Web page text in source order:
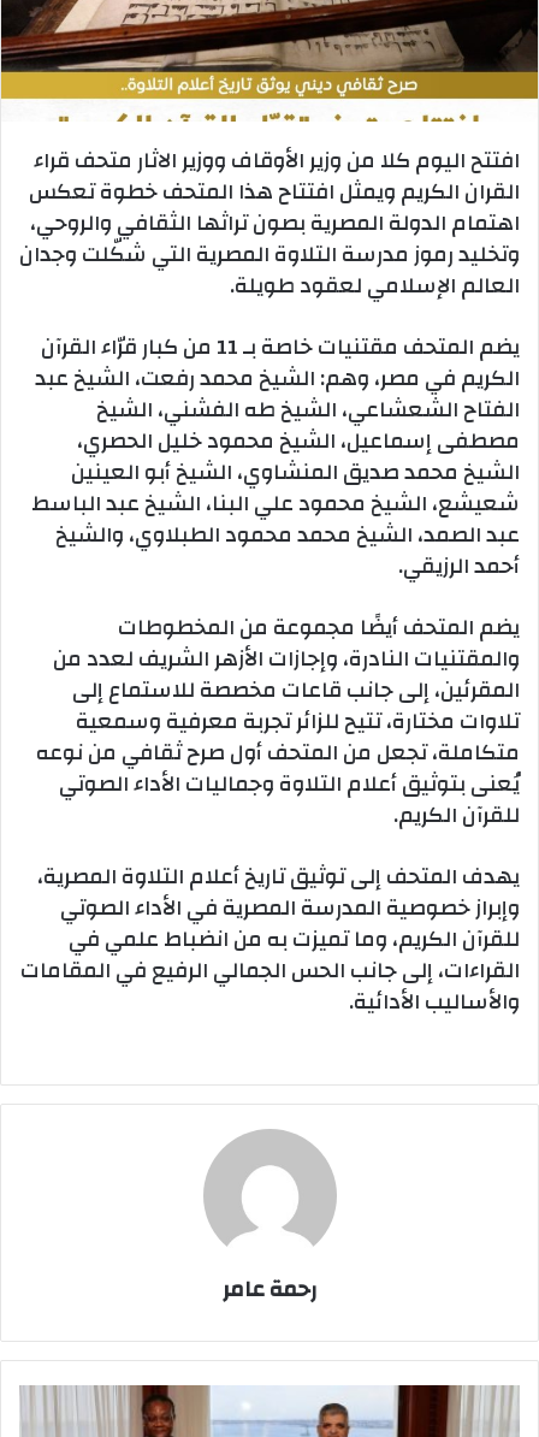
افتتح اليوم كلا من وزير الأوقاف ووزير الاثار متحف قراء
القران الكريم ويمثل افتتاح هذا المتحف خطوة تعكس
اهتمام الدولة المصرية بصون تراثها الثقافي والروحي،
وتخليد رموز مدرسة التلاوة المصرية التي شكّلت وجدان
العالم الإسلامي لعقود طويلة.
يضم المتحف مقتنيات خاصة بـ 11 من كبار قرّاء القرآن
الكريم في مصر، وهم: الشيخ محمد رفعت، الشيخ عبد
الفتاح الشعشاعي، الشيخ طه الفشني، الشيخ
مصطفى إسماعيل، الشيخ محمود خليل الحصري،
الشيخ محمد صديق المنشاوي، الشيخ أبو العينين
شعيشع، الشيخ محمود علي البنا، الشيخ عبد الباسط
عبد الصمد، الشيخ محمد محمود الطبلاوي، والشيخ
أحمد الرزيقي.
يضم المتحف أيضًا مجموعة من المخطوطات
والمقتنيات النادرة، وإجازات الأزهر الشريف لعدد من
المقرئين، إلى جانب قاعات مخصصة للاستماع إلى
تلاوات مختارة، تتيح للزائر تجربة معرفية وسمعية
متكاملة، تجعل من المتحف أول صرح ثقافي من نوعه
يُعنى بتوثيق أعلام التلاوة وجماليات الأداء الصوتي
للقرآن الكريم.
يهدف المتحف إلى توثيق تاريخ أعلام التلاوة المصرية،
وإبراز خصوصية المدرسة المصرية في الأداء الصوتي
للقرآن الكريم، وما تميزت به من انضباط علمي في
القراءات، إلى جانب الحس الجمالي الرفيع في المقامات
والأساليب الأدائية.
رحمة عامر
الفريق
أسامة